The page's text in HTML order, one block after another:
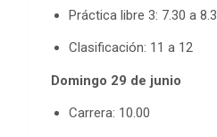
Práctica libre 3: 7.30 a
Clasificación: 11 a 12
Domingo 29 de junio
Carrera: 10.00